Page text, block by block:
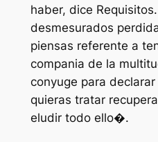
haber, dice
desmesurados
piensas referente a
compania de la
conyuge para
quieras tratar
eludir todo ello�.